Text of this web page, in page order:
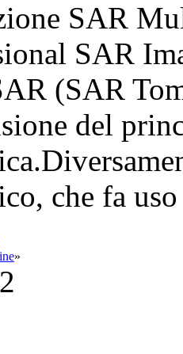
SAR
SAR
(SAR
del
che fa
»